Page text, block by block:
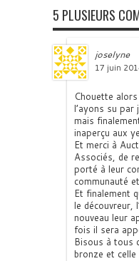
5 PLUSIEURS
joselyne
17 juin
Chouette
l’ayons su par
mais
inaperçu aux
Et merci à
Associés, de
porté à leur
communauté
Et finalement
le découvreur,
nouveau leur
fois il sera
Bisous à tous
bronze et